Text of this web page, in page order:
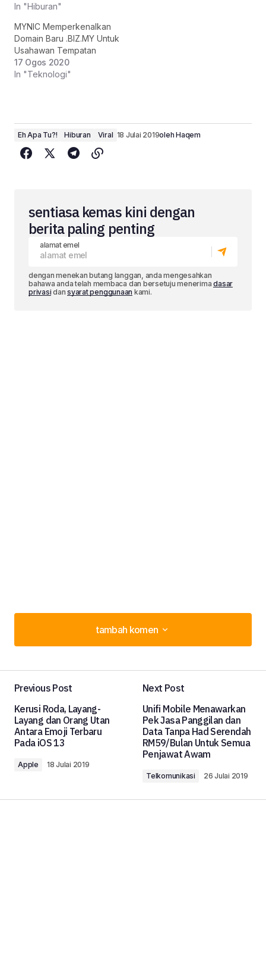
In "Hiburan"
MYNIC Memperkenalkan
Domain Baru .BIZ.MY Untuk
Usahawan Tempatan
17 Ogos 2020
In "Teknologi"
Eh Apa Tu?! Hiburan Viral 18 Julai 2019oleh Haqem
sentiasa kemas kini dengan
berita paling penting
alamat emel
dengan menekan butang langgan, anda mengesahkan
bahawa anda telah membaca dan bersetuju menerimadasar
privasi dansyarat penggunaan kami.
tambah komen
tambah komen
Medan diperlukan ditanda dengan*
komen*
Previous Post
Kerusi Roda, Layang-
Layang dan Orang Utan
Antara Emoji Terbaru
Pada iOS 13
Apple 18 Julai 2019
Next Post
Unifi Mobile Menawarkan
Pek Jasa Panggilan dan
Data Tanpa Had Serendah
RM59/Bulan Untuk Semua
Penjawat Awam
Telkomunikasi 26 Julai 2019